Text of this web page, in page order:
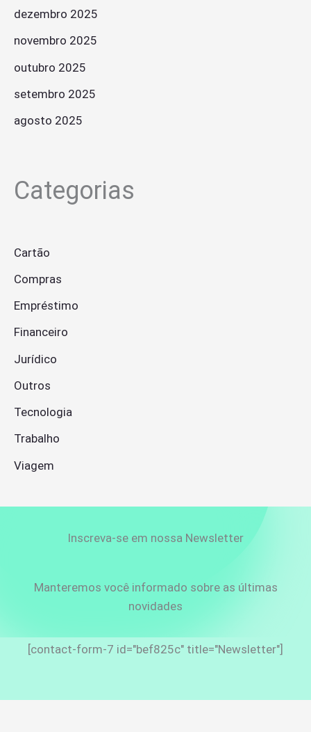
dezembro 2025
novembro 2025
outubro 2025
setembro 2025
agosto 2025
Categorias
Cartão
Compras
Empréstimo
Financeiro
Jurídico
Outros
Tecnologia
Trabalho
Viagem
Inscreva-se em nossa Newsletter
Manteremos você informado sobre as últimas
novidades
[contact-form-7 id="bef825c" title="Newsletter"]